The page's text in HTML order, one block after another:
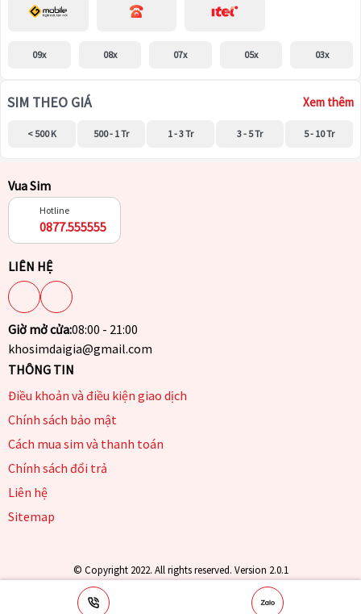
09x 08x 07x 05x 03x
SIM THEO GIÁ Xem thêm
< 500 K 500 - 1 Tr 1 - 3 Tr 3 - 5 Tr 5 - 10 Tr
Vua Sim
Hotline
0877.555555
LIÊN HỆ
Giờ mở cửa:08:00 - 21:00
khosimdaigia@gmail.com
THÔNG TIN
Điều khoản và điều kiện giao dịch
Chính sách bảo mật
Cách mua sim và thanh toán
Chính sách đổi trả
Liên hệ
Sitemap
© Copyright 2022. All rights reserved. Version 2.0.1